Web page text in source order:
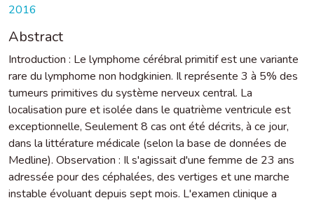
2016
Abstract
Introduction : Le lymphome cérébral primitif est une variante
rare du lymphome non hodgkinien. Il représente 3 à 5% des
tumeurs primitives du système nerveux central. La
localisation pure et isolée dans le quatrième ventricule est
exceptionnelle, Seulement 8 cas ont été décrits, à ce jour,
dans la littérature médicale (selon la base de données de
Medline). Observation : Il s'agissait d'une femme de 23 ans
adressée pour des céphalées, des vertiges et une marche
instable évoluant depuis sept mois. L'examen clinique a